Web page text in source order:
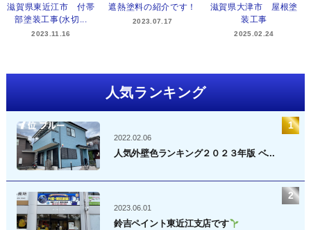
滋賀県東近江市 付帯
部塗装工事(水切...
2023.11.16
遮熱塗料の紹介です！
2023.07.17
滋賀県大津市 屋根塗
装工事
2025.02.24
人気ランキング
2022.02.06
人気外壁色ランキング２０２３年版 ベ...
2023.06.01
鈴吉ペイント東近江支店です